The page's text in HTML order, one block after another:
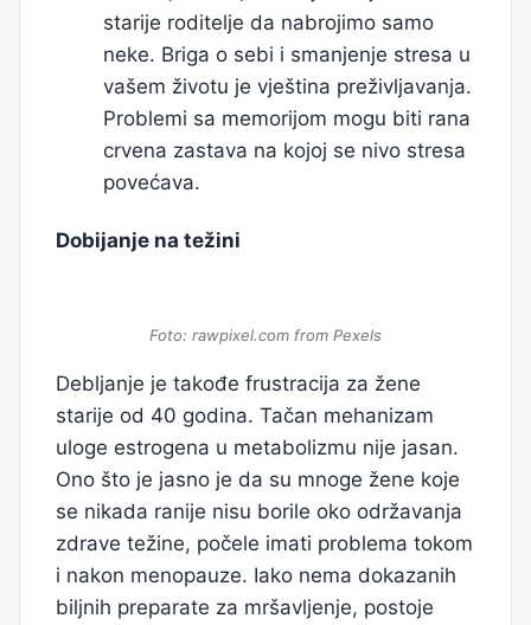
starije roditelje da nabrojimo samo
neke. Briga o sebi i smanjenje stresa u
vašem životu je vještina preživljavanja.
Problemi sa memorijom mogu biti rana
crvena zastava na kojoj se nivo stresa
povećava.
Dobijanje na težini
Foto: rawpixel.com from Pexels
Debljanje je takođe frustracija za žene
starije od 40 godina. Tačan mehanizam
uloge estrogena u metabolizmu nije jasan.
Ono što je jasno je da su mnoge žene koje
se nikada ranije nisu borile oko održavanja
zdrave težine, počele imati problema tokom
i nakon menopauze. Iako nema dokazanih
biljnih preparate za mršavljenje, postoje